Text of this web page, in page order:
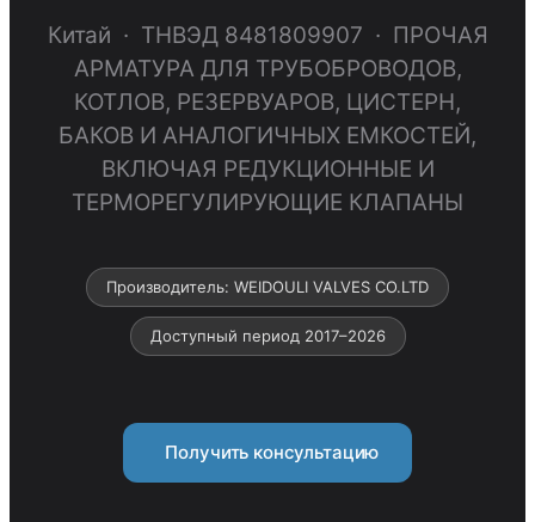
Китай · ТНВЭД 8481809907 · ПРОЧАЯ
АРМАТУРА ДЛЯ ТРУБОБРОВОДОВ,
КОТЛОВ, РЕЗЕРВУАРОВ, ЦИСТЕРН,
БАКОВ И АНАЛОГИЧНЫХ ЕМКОСТЕЙ,
ВКЛЮЧАЯ РЕДУКЦИОННЫЕ И
ТЕРМОРЕГУЛИРУЮЩИЕ КЛАПАНЫ
Производитель: WEIDOULI VALVES CO.LTD
Доступный период 2017–2026
Получить консультацию